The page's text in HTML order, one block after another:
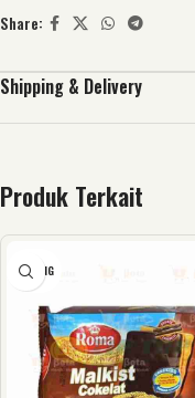
Share:
Shipping & Delivery
Produk Terkait
KOSONG